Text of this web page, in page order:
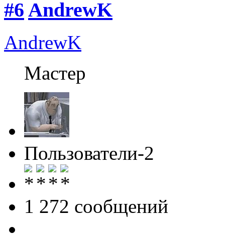
#6 AndrewK
AndrewK
Мастер
Пользователи-2
1 272 cообщений